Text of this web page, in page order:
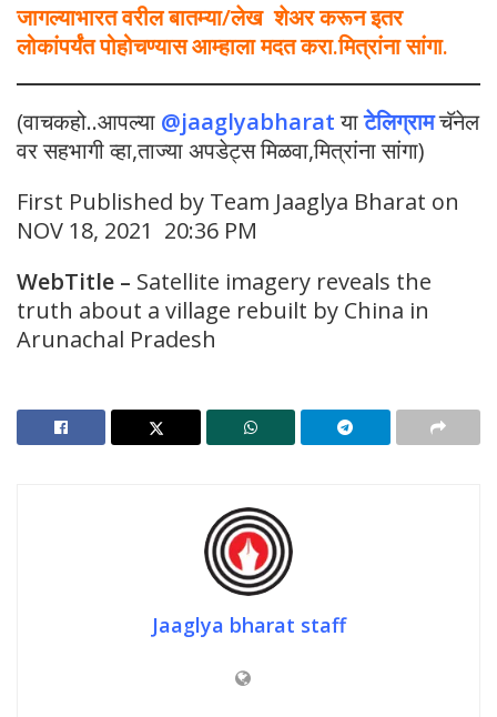
जागल्याभारत वरील बातम्या/लेख शेअर करून इतर
लोकांपर्यंत पोहोचण्यास आम्हाला मदत करा.मित्रांना सांगा.
(वाचकहो..आपल्या @jaaglyabharat याटेलिग्रामचॅनेल
वर सहभागी व्हा,ताज्या अपडेट्स मिळवा,मित्रांना सांगा)
First Published by Team Jaaglya Bharat on
NOV 18, 2021 20:36 PM
WebTitle – Satellite imagery reveals the
truth about a village rebuilt by China in
Arunachal Pradesh
Jaaglya bharat staff